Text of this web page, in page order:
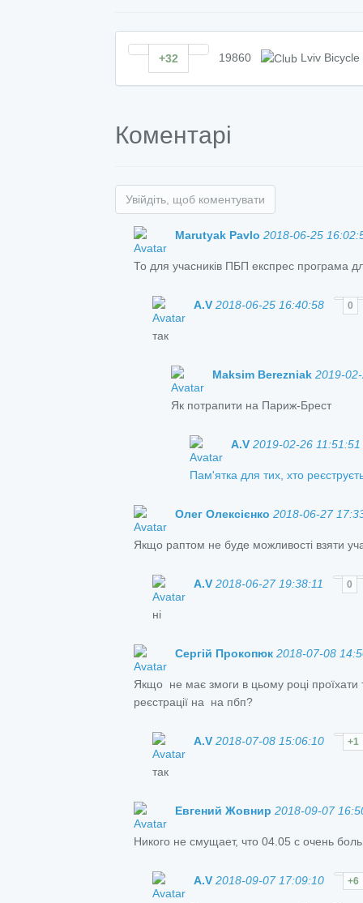
+32 19860 Lviv Bicycle
Коментарі
Увійдіть, щоб коментувати
Marutyak Pavlo 2018-06-25
То для учасників ПБП експрес програма
A.V 2018-06-25 16:40:58 0
так
Maksim Berezniak 2019-
Як потрапити на Париж-Брест
A.V 2019-02-26 11:51:51
Пам'ятка для тих, хто
Олег Олексієнко 2018-06-27
Якщо раптом не буде можливості взяти
A.V 2018-06-27 19:38:11 0
ні
Сергій Прокопюк 2018-07-08
Якщо не має змоги в цьому році проїхати
реєстрації на на пбп?
A.V 2018-07-08 15:06:10 +1
так
Евгений Жовнир 2018-09-07
Никого не смущает, что 04.05 с очень
A.V 2018-09-07 17:09:10 +6